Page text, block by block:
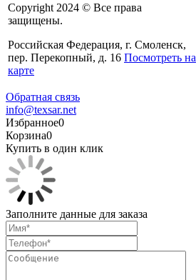
Copyright 2024 © Все права
защищены.
Российская Федерация, г. Смоленск,
пер. Перекопный, д. 16 Посмотреть на
карте
Обратная связь
info@texsar.net
Избранное0
Корзина0
Купить в один клик
Заполните данные для заказа